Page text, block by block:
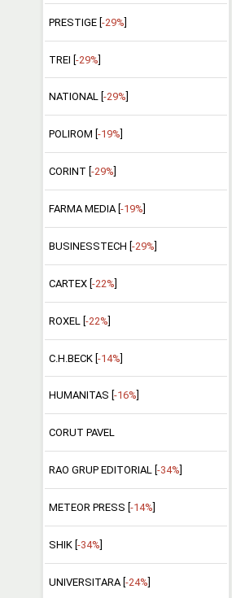
PRESTIGE [-29%]
TREI [-29%]
NATIONAL [ -29%
POLIROM [ -19%
CORINT [ -29%
FARMA MEDIA [ -19%
BUSINESSTECH [ -29%
CARTEX [ -22%
ROXEL [-22%]
C.H.BECK [-14%]
HUMANITAS [ -16%
CORUT PAVEL
RAO GRUP EDITORIAL [ -34%
METEOR PRESS [ -14%
SHIK [ -34%
UNIVERSITARA [ -24%